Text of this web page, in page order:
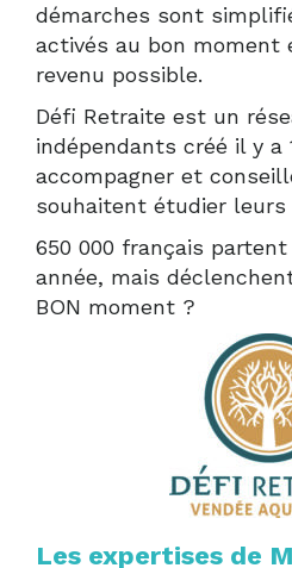
démarches sont
activés au bon moment
revenu possible.
Défi Retraite est un
indépendants créé il y a
accompagner et
souhaitent étudier
650 000 français
année, mais
BON moment ?
Les expertises de